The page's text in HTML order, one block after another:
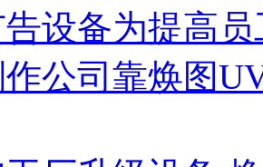
设备为提高
作公司靠焕图